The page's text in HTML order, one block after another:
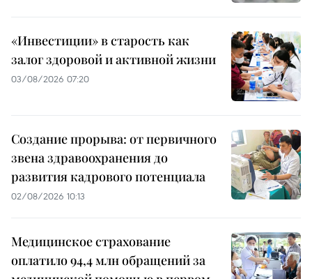
«Инвестиции» в старость как
залог здоровой и активной жизни
03/08/2026 07:20
Создание прорыва: от первичного
звена здравоохранения до
развития кадрового потенциала
02/08/2026 10:13
Медицинское страхование
оплатило 94,4 млн обращений за